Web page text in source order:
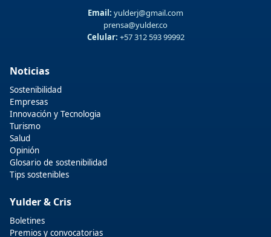
Email: yulderj@gmail.com
prensa@yulder.co
Celular: +57 312 593 99992
Noticias
Sostenibilidad
Empresas
Innovación y Tecnologia
Turismo
Salud
Opinión
Glosario de sostenibilidad
Tips sostenibles
Yulder & Cris
Boletines
Premios y convocatorias